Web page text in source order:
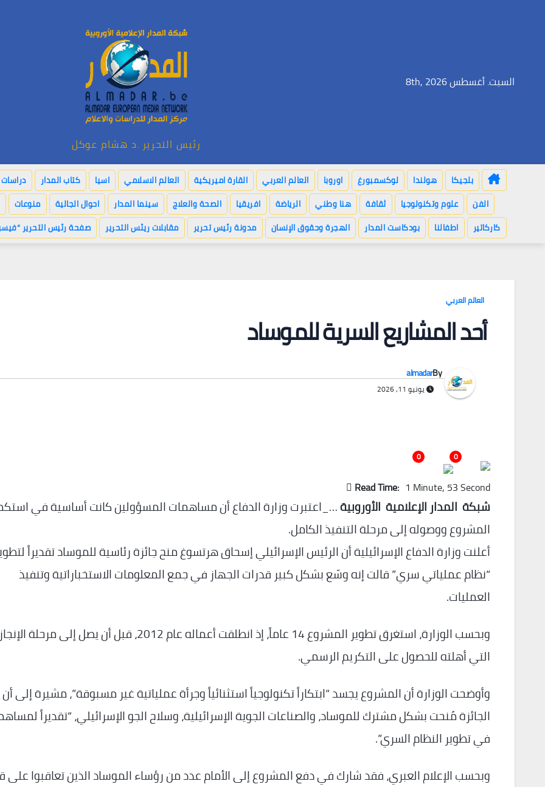
السبت. أغسطس 8th, 2026
رئيس التحرير .د هشام عوكل
بلجيكا هولندا لوكسمبورغ اوروبا العالم العربي القارة اميريكية العالم الاسلامي اسيا كتاب المدار دراسات
الفن
علوم وتكنولوجيا ثقافة هنا وطني الرياضة افريقيا الصحة والعلاج سينما المدار احوال الجالية منوعات
كاركاتير
اطفالنا بودكاست المدار الهجرة وحقوق الإنسان مدونة رئيس تحرير مقابلات ريئس التحرير صفحة رئيس التحرير
العالم العربي
أحد المشاريع السرية للموساد
By
almadar
يونيو 11, 2026
0
0
Read Time: 1 Minute, 53 Second
شبكة المدار الإعلامية الأوروبية…_اعتبرت وزارة الدفاع أن مساهمات المسؤولين كانت أساسية في
المشروع ووصوله إلى مرحلة التنفيذ الكامل.
أعلنت وزارة الدفاع الإسرائيلية أن الرئيس الإسرائيلي إسحاق هرتسوغ منح جائزة رئاسية للموساد تقديراً
“نظام عملياتي سري” قالت إنه وسّع بشكل كبير قدرات الجهاز في جمع المعلومات الاستخباراتية وتنفيذ
العمليات.
وبحسب الوزارة، استغرق تطوير المشروع 14 عاماً، إذ انطلقت أعماله عام 2012، قبل أن يصل إلى مرحلة الإنجاز
التي أهلته للحصول على التكريم الرسمي.
وأوضحت الوزارة أن المشروع يجسد “ابتكاراً تكنولوجياً استثنائياً وجرأة عملياتية غير مسبوقة”، مشيرة إلى أن
الجائزة مُنحت بشكل مشترك للموساد، والصناعات الجوية الإسرائيلية، وسلاح الجو الإسرائيلي، “تقديراً
في تطوير النظام السري”.
وبحسب الإعلام العبري، فقد شارك في دفع المشروع إلى الأمام عدد من رؤساء الموساد الذين تعاقبوا على